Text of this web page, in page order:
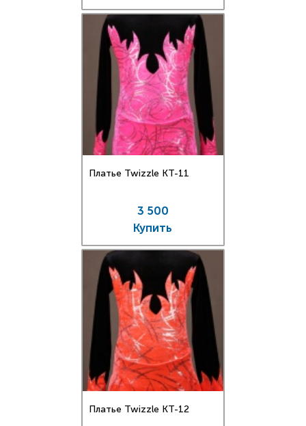
Платье Twizzle КT-11
3 500
Купить
Платье Twizzle КT-12